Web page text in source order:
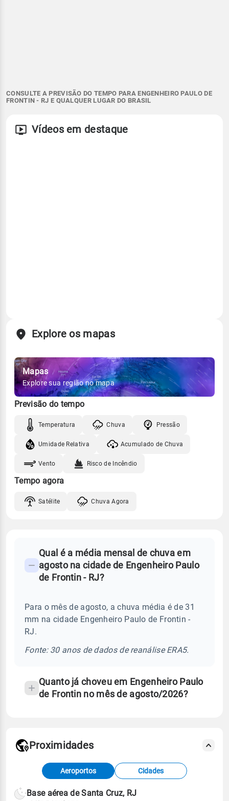
CONSULTE A PREVISÃO DO TEMPO PARA ENGENHEIRO PAULO DE
FRONTIN - RJ E QUALQUER LUGAR DO BRASIL
Vídeos em destaque
Explore os mapas
Mapas
Explore sua região no mapa
Previsão do tempo
Temperatura Chuva Pressão
Umidade Relativa Acumulado de Chuva
Vento Risco de Incêndio
Tempo agora
Satélite Chuva Agora
Perguntas
frequentes
chuva
temperatura
Qual é a média mensal de chuva em
agosto na cidade de Engenheiro Paulo
de Frontin - RJ?
Para o mês de agosto, a chuva média é de 31
mm na cidade Engenheiro Paulo de Frontin -
RJ.
Fonte: 30 anos de dados de reanálise ERA5.
Quanto já choveu em Engenheiro Paulo
de Frontin no mês de agosto/2026?
Fonte: dados combinados de estações
meteorológicas e satélite do Centro de Previsão
de Tempo e Estudos Climáticos (CPTEC).
Proximidades
Aeroportos Cidades
Base aérea de Santa Cruz, RJ